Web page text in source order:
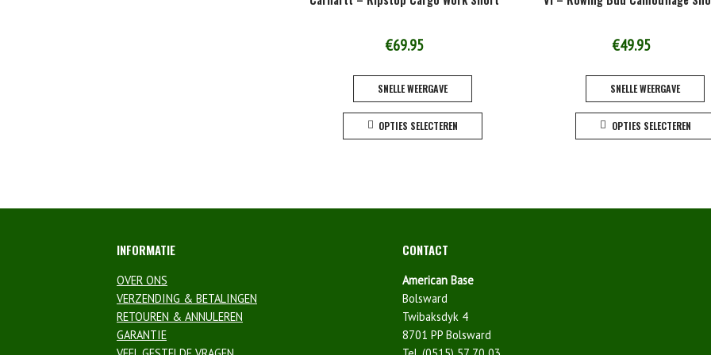
€69.95
SNELLE WEERGAVE
OPTIES SELECTEREN
productpagina
€49.95
SNELLE WEERGAVE
OPTIES SELECTEREN
INFORMATIE
OVER ONS
VERZENDING & BETALINGEN
RETOUREN & ANNULEREN
GARANTIE
CONTACT
American Base
Bolsward
Twibaksdyk 4
8701 PP Bolsward